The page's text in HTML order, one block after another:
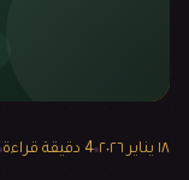
١٨ يناير ٢٠٢٦ 4 دقيقة قراءة